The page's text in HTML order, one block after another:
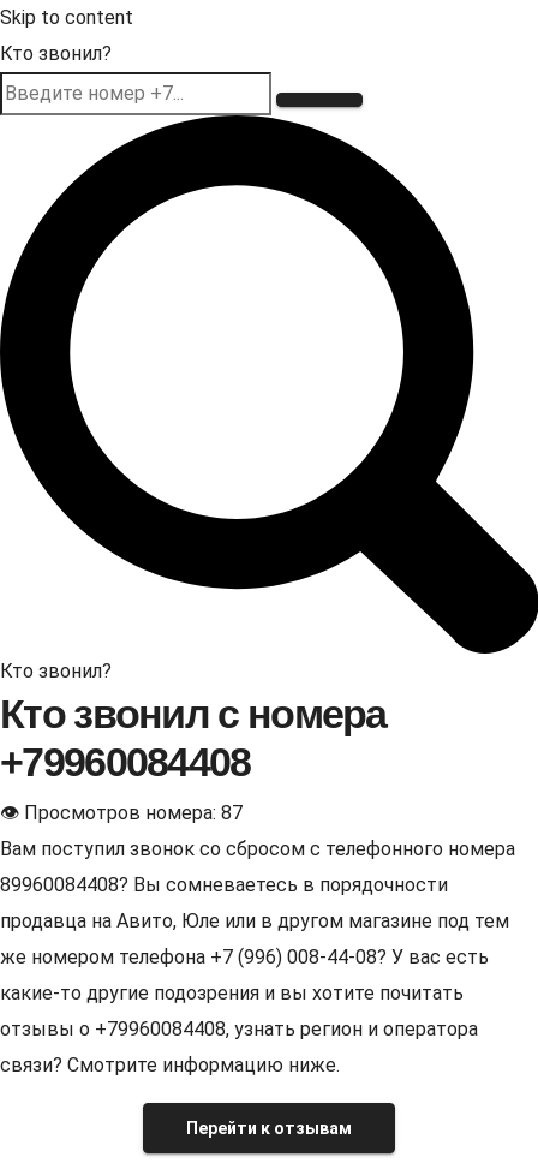
Skip to content
Кто звонил?
Кто звонил?
Кто звонил с номера
+79960084408
👁 Просмотров номера: 87
Вам поступил звонок со сбросом с телефонного номера
89960084408? Вы сомневаетесь в порядочности
продавца на Авито, Юле или в другом магазине под тем
же номером телефона +7 (996) 008-44-08? У вас есть
какие-то другие подозрения и вы хотите почитать
отзывы о +79960084408, узнать регион и оператора
связи? Смотрите информацию ниже.
Перейти к отзывам